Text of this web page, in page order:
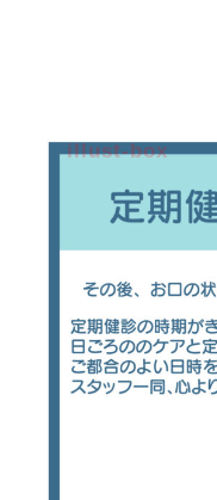
illust-box